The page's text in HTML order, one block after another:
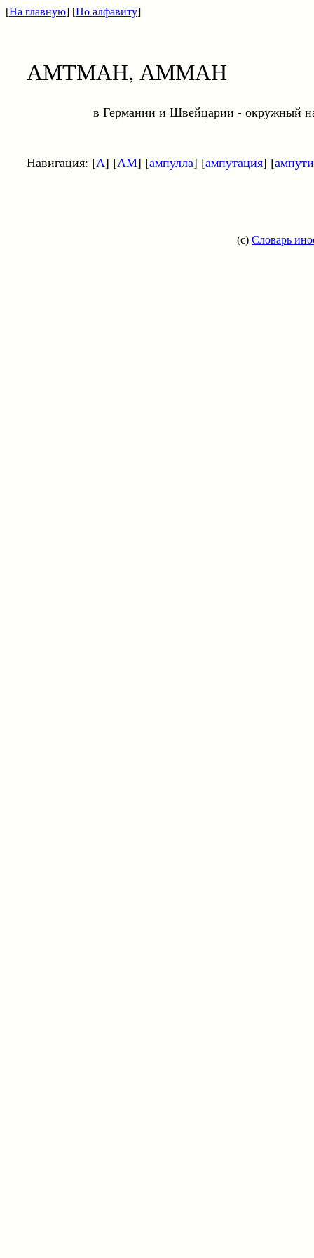
[На главную] [По алфавиту]
АМТМАН, АММАН
в Германии и Швейцарии - окружный
Навигация: [А] [АМ] [ампулла] [ампутация] [
(c) Словарь